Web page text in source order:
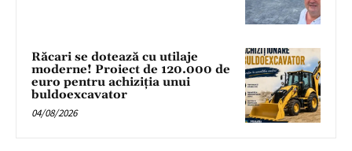
Răcari se dotează cu utilaje
moderne! Proiect de 120.000 de
euro pentru achiziția unui
buldoexcavator
04/08/2026